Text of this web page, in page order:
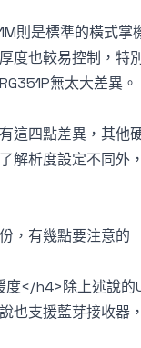
則是標準的橫式
度也較易控制，特
無太大差異。
這四點差異，其他
解析度設定不同外
，有幾點要注意的
</h4>除上述說的
也支援藍芽接收器